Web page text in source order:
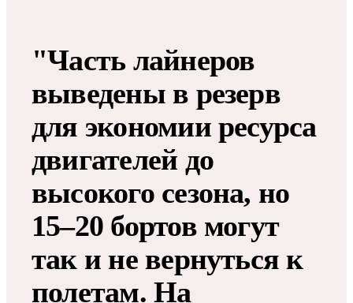
"Часть лайнеров
выведены в резерв
для экономии ресурса
двигателей до
высокого сезона, но
15–20 бортов могут
так и не вернуться к
полетам. На